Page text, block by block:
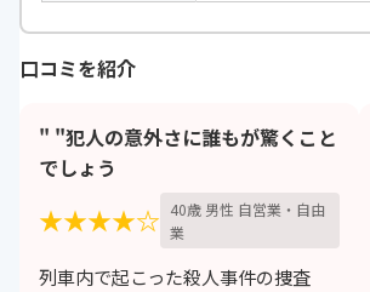
口コミを紹介
" "犯人の意外さに誰もが驚くこと
でしょう
★★★★☆ 40歳 男性 自営業・自由
業
列車内で起こった殺人事件の捜査